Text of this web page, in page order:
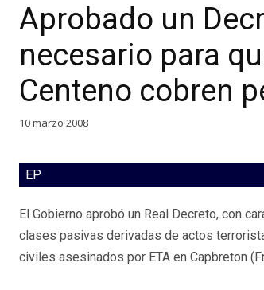
Aprobado un
necesario para
Centeno cobren
10 marzo 2008
EP
El Gobierno aprobó un Real Decreto, con
clases pasivas derivadas de actos
civiles asesinados por ETA en Capbreton